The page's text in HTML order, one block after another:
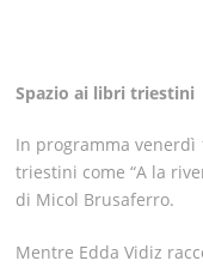
Spazio ai libri triestini
In programma
triestini come “A la
di Micol Brusaferro.
Mentre Edda Vidiz